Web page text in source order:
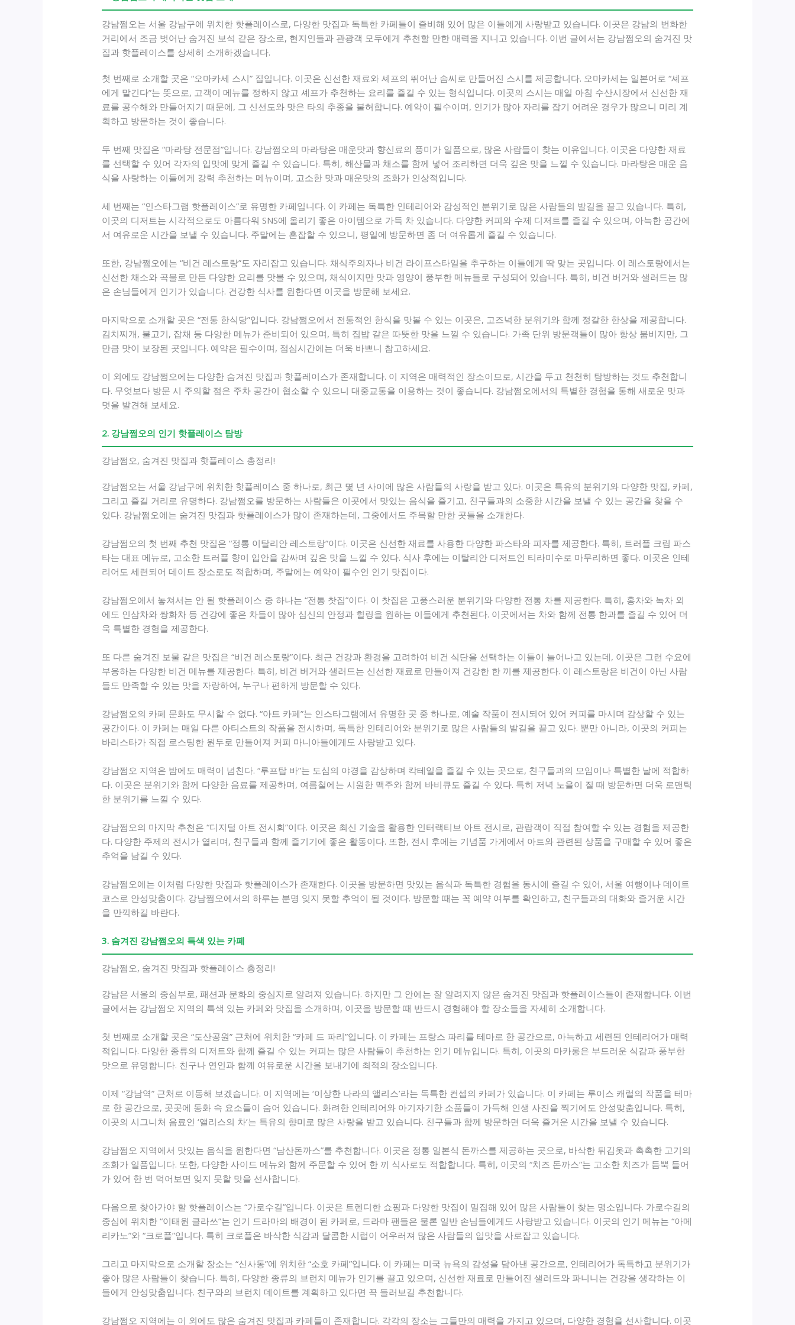
강남쩜오는 서울 강남구에 위치한 핫플레이스로, 다양한 맛집과 독특한 카페들이 즐비해 있어 많은 이들에게 사랑받고 있습니다. 이곳은 강남의 번화한
거리에서 조금 벗어난 숨겨진 보석 같은 장소로, 현지인들과 관광객 모두에게 추천할 만한 매력을 지니고 있습니다. 이번 글에서는 강남쩜오의 숨겨진 맛
집과 핫플레이스를 상세히 소개하겠습니다.
첫 번째로 소개할 곳은 “오마카세 스시” 집입니다. 이곳은 신선한 재료와 셰프의 뛰어난 솜씨로 만들어진 스시를 제공합니다. 오마카세는 일본어로 “셰프
에게 맡긴다”는 뜻으로, 고객이 메뉴를 정하지 않고 셰프가 추천하는 요리를 즐길 수 있는 형식입니다. 이곳의 스시는 매일 아침 수산시장에서 신선한 재
료를 공수해와 만들어지기 때문에, 그 신선도와 맛은 타의 추종을 불허합니다. 예약이 필수이며, 인기가 많아 자리를 잡기 어려운 경우가 많으니 미리 계
획하고 방문하는 것이 좋습니다.
두 번째 맛집은 “마라탕 전문점”입니다. 강남쩜오의 마라탕은 매운맛과 향신료의 풍미가 일품으로, 많은 사람들이 찾는 이유입니다. 이곳은 다양한 재료
를 선택할 수 있어 각자의 입맛에 맞게 즐길 수 있습니다. 특히, 해산물과 채소를 함께 넣어 조리하면 더욱 깊은 맛을 느낄 수 있습니다. 마라탕은 매운 음
식을 사랑하는 이들에게 강력 추천하는 메뉴이며, 고소한 맛과 매운맛의 조화가 인상적입니다.
세 번째는 “인스타그램 핫플레이스”로 유명한 카페입니다. 이 카페는 독특한 인테리어와 감성적인 분위기로 많은 사람들의 발길을 끌고 있습니다. 특히,
이곳의 디저트는 시각적으로도 아름다워 SNS에 올리기 좋은 아이템으로 가득 차 있습니다. 다양한 커피와 수제 디저트를 즐길 수 있으며, 아늑한 공간에
서 여유로운 시간을 보낼 수 있습니다. 주말에는 혼잡할 수 있으니, 평일에 방문하면 좀 더 여유롭게 즐길 수 있습니다.
또한, 강남쩜오에는 “비건 레스토랑”도 자리잡고 있습니다. 채식주의자나 비건 라이프스타일을 추구하는 이들에게 딱 맞는 곳입니다. 이 레스토랑에서는
신선한 채소와 곡물로 만든 다양한 요리를 맛볼 수 있으며, 채식이지만 맛과 영양이 풍부한 메뉴들로 구성되어 있습니다. 특히, 비건 버거와 샐러드는 많
은 손님들에게 인기가 있습니다. 건강한 식사를 원한다면 이곳을 방문해 보세요.
마지막으로 소개할 곳은 “전통 한식당”입니다. 강남쩜오에서 전통적인 한식을 맛볼 수 있는 이곳은, 고즈넉한 분위기와 함께 정갈한 한상을 제공합니다.
김치찌개, 불고기, 잡채 등 다양한 메뉴가 준비되어 있으며, 특히 집밥 같은 따뜻한 맛을 느낄 수 있습니다. 가족 단위 방문객들이 많아 항상 붐비지만, 그
만큼 맛이 보장된 곳입니다. 예약은 필수이며, 점심시간에는 더욱 바쁘니 참고하세요.
이 외에도 강남쩜오에는 다양한 숨겨진 맛집과 핫플레이스가 존재합니다. 이 지역은 매력적인 장소이므로, 시간을 두고 천천히 탐방하는 것도 추천합니
다. 무엇보다 방문 시 주의할 점은 주차 공간이 협소할 수 있으니 대중교통을 이용하는 것이 좋습니다. 강남쩜오에서의 특별한 경험을 통해 새로운 맛과
멋을 발견해 보세요.
2. 강남쩜오의 인기 핫플레이스 탐방
강남쩜오, 숨겨진 맛집과 핫플레이스 총정리!
강남쩜오는 서울 강남구에 위치한 핫플레이스 중 하나로, 최근 몇 년 사이에 많은 사람들의 사랑을 받고 있다. 이곳은 특유의 분위기와 다양한 맛집, 카페,
그리고 즐길 거리로 유명하다. 강남쩜오를 방문하는 사람들은 이곳에서 맛있는 음식을 즐기고, 친구들과의 소중한 시간을 보낼 수 있는 공간을 찾을 수
있다. 강남쩜오에는 숨겨진 맛집과 핫플레이스가 많이 존재하는데, 그중에서도 주목할 만한 곳들을 소개한다.
강남쩜오의 첫 번째 추천 맛집은 “정통 이탈리안 레스토랑”이다. 이곳은 신선한 재료를 사용한 다양한 파스타와 피자를 제공한다. 특히, 트러플 크림 파스
타는 대표 메뉴로, 고소한 트러플 향이 입안을 감싸며 깊은 맛을 느낄 수 있다. 식사 후에는 이탈리안 디저트인 티라미수로 마무리하면 좋다. 이곳은 인테
리어도 세련되어 데이트 장소로도 적합하며, 주말에는 예약이 필수인 인기 맛집이다.
강남쩜오에서 놓쳐서는 안 될 핫플레이스 중 하나는 “전통 찻집”이다. 이 찻집은 고풍스러운 분위기와 다양한 전통 차를 제공한다. 특히, 홍차와 녹차 외
에도 인삼차와 쌍화차 등 건강에 좋은 차들이 많아 심신의 안정과 힐링을 원하는 이들에게 추천된다. 이곳에서는 차와 함께 전통 한과를 즐길 수 있어 더
욱 특별한 경험을 제공한다.
또 다른 숨겨진 보물 같은 맛집은 “비건 레스토랑”이다. 최근 건강과 환경을 고려하여 비건 식단을 선택하는 이들이 늘어나고 있는데, 이곳은 그런 수요에
부응하는 다양한 비건 메뉴를 제공한다. 특히, 비건 버거와 샐러드는 신선한 재료로 만들어져 건강한 한 끼를 제공한다. 이 레스토랑은 비건이 아닌 사람
들도 만족할 수 있는 맛을 자랑하여, 누구나 편하게 방문할 수 있다.
강남쩜오의 카페 문화도 무시할 수 없다. “아트 카페”는 인스타그램에서 유명한 곳 중 하나로, 예술 작품이 전시되어 있어 커피를 마시며 감상할 수 있는
공간이다. 이 카페는 매일 다른 아티스트의 작품을 전시하며, 독특한 인테리어와 분위기로 많은 사람들의 발길을 끌고 있다. 뿐만 아니라, 이곳의 커피는
바리스타가 직접 로스팅한 원두로 만들어져 커피 마니아들에게도 사랑받고 있다.
강남쩜오 지역은 밤에도 매력이 넘친다. “루프탑 바”는 도심의 야경을 감상하며 칵테일을 즐길 수 있는 곳으로, 친구들과의 모임이나 특별한 날에 적합하
다. 이곳은 분위기와 함께 다양한 음료를 제공하며, 여름철에는 시원한 맥주와 함께 바비큐도 즐길 수 있다. 특히 저녁 노을이 질 때 방문하면 더욱 로맨틱
한 분위기를 느낄 수 있다.
강남쩜오의 마지막 추천은 “디지털 아트 전시회”이다. 이곳은 최신 기술을 활용한 인터랙티브 아트 전시로, 관람객이 직접 참여할 수 있는 경험을 제공한
다. 다양한 주제의 전시가 열리며, 친구들과 함께 즐기기에 좋은 활동이다. 또한, 전시 후에는 기념품 가게에서 아트와 관련된 상품을 구매할 수 있어 좋은
추억을 남길 수 있다.
강남쩜오에는 이처럼 다양한 맛집과 핫플레이스가 존재한다. 이곳을 방문하면 맛있는 음식과 독특한 경험을 동시에 즐길 수 있어, 서울 여행이나 데이트
코스로 안성맞춤이다. 강남쩜오에서의 하루는 분명 잊지 못할 추억이 될 것이다. 방문할 때는 꼭 예약 여부를 확인하고, 친구들과의 대화와 즐거운 시간
을 만끽하길 바란다.
3. 숨겨진 강남쩜오의 특색 있는 카페
강남쩜오, 숨겨진 맛집과 핫플레이스 총정리!
강남은 서울의 중심부로, 패션과 문화의 중심지로 알려져 있습니다. 하지만 그 안에는 잘 알려지지 않은 숨겨진 맛집과 핫플레이스들이 존재합니다. 이번
글에서는 강남쩜오 지역의 특색 있는 카페와 맛집을 소개하며, 이곳을 방문할 때 반드시 경험해야 할 장소들을 자세히 소개합니다.
첫 번째로 소개할 곳은 “도산공원” 근처에 위치한 “카페 드 파리”입니다. 이 카페는 프랑스 파리를 테마로 한 공간으로, 아늑하고 세련된 인테리어가 매력
적입니다. 다양한 종류의 디저트와 함께 즐길 수 있는 커피는 많은 사람들이 추천하는 인기 메뉴입니다. 특히, 이곳의 마카롱은 부드러운 식감과 풍부한
맛으로 유명합니다. 친구나 연인과 함께 여유로운 시간을 보내기에 최적의 장소입니다.
이제 “강남역” 근처로 이동해 보겠습니다. 이 지역에는 ‘이상한 나라의 앨리스’라는 독특한 컨셉의 카페가 있습니다. 이 카페는 루이스 캐럴의 작품을 테마
로 한 공간으로, 곳곳에 동화 속 요소들이 숨어 있습니다. 화려한 인테리어와 아기자기한 소품들이 가득해 인생 사진을 찍기에도 안성맞춤입니다. 특히,
이곳의 시그니처 음료인 ‘앨리스의 차’는 특유의 향미로 많은 사랑을 받고 있습니다. 친구들과 함께 방문하면 더욱 즐거운 시간을 보낼 수 있습니다.
강남쩜오 지역에서 맛있는 음식을 원한다면 “남산돈까스”를 추천합니다. 이곳은 정통 일본식 돈까스를 제공하는 곳으로, 바삭한 튀김옷과 촉촉한 고기의
조화가 일품입니다. 또한, 다양한 사이드 메뉴와 함께 주문할 수 있어 한 끼 식사로도 적합합니다. 특히, 이곳의 “치즈 돈까스”는 고소한 치즈가 듬뿍 들어
가 있어 한 번 먹어보면 잊지 못할 맛을 선사합니다.
다음으로 찾아가야 할 핫플레이스는 “가로수길”입니다. 이곳은 트렌디한 쇼핑과 다양한 맛집이 밀집해 있어 많은 사람들이 찾는 명소입니다. 가로수길의
중심에 위치한 “이태원 클라쓰”는 인기 드라마의 배경이 된 카페로, 드라마 팬들은 물론 일반 손님들에게도 사랑받고 있습니다. 이곳의 인기 메뉴는 “아메
리카노”와 “크로플”입니다. 특히 크로플은 바삭한 식감과 달콤한 시럽이 어우러져 많은 사람들의 입맛을 사로잡고 있습니다.
그리고 마지막으로 소개할 장소는 “신사동”에 위치한 “소호 카페”입니다. 이 카페는 미국 뉴욕의 감성을 담아낸 공간으로, 인테리어가 독특하고 분위기가
좋아 많은 사람들이 찾습니다. 특히, 다양한 종류의 브런치 메뉴가 인기를 끌고 있으며, 신선한 재료로 만들어진 샐러드와 파니니는 건강을 생각하는 이
들에게 안성맞춤입니다. 친구와의 브런치 데이트를 계획하고 있다면 꼭 들러보길 추천합니다.
강남쩜오 지역에는 이 외에도 많은 숨겨진 맛집과 카페들이 존재합니다. 각각의 장소는 그들만의 매력을 가지고 있으며, 다양한 경험을 선사합니다. 이곳